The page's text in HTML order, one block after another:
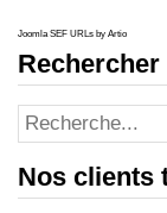
Joomla SEF URLs by Artio
Nos clients